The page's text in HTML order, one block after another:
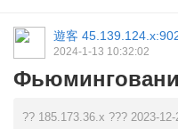
遊客
2024-1-13 10:32:02
?? 185.173.36.x ??? 2023-